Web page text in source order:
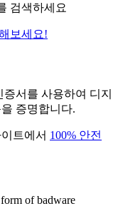
검색하세요
보세요!
서를 사용하여 디지
증명합니다.
트에서 100% 안전
of badware